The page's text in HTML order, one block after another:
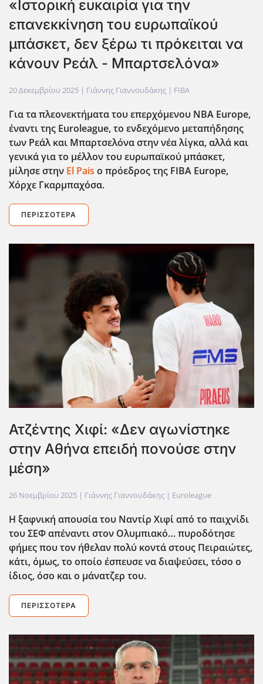
«Ιστορική ευκαιρία για την
επανεκκίνηση του ευρωπαϊκού
μπάσκετ, δεν ξέρω τι πρόκειται να
κάνουν Ρεάλ - Μπαρτσελόνα»
20 Δεκεμβρίου 2025 | Γιάννης Γιαννουδάκης | FIBA
Για τα πλεονεκτήματα του επερχόμενου NBA Europe,
έναντι της Euroleague, το ενδεχόμενο μεταπήδησης
των Ρεάλ και Μπαρτσελόνα στην νέα λίγκα, αλλά και
γενικά για το μέλλον του ευρωπαϊκού μπάσκετ,
μίλησε στην El Pais ο πρόεδρος της FIBA Europe,
Χόρχε Γκαρμπαχόσα.
ΠΕΡΙΣΣΌΤΕΡΑ
Ατζέντης Χιφί: «Δεν αγωνίστηκε
στην Αθήνα επειδή πονούσε στην
μέση»
26 Νοεμβρίου 2025 | Γιάννης Γιαννουδάκης | Euroleague
Η ξαφνική απουσία του Ναντίρ Χιφί από το παιχνίδι
του ΣΕΦ απέναντι στον Ολυμπιακό… πυροδότησε
φήμες που τον ήθελαν πολύ κοντά στους Πειραιώτες,
κάτι, όμως, το οποίο έσπευσε να διαψεύσει, τόσο ο
ίδιος, όσο και ο μάνατζερ του.
ΠΕΡΙΣΣΌΤΕΡΑ